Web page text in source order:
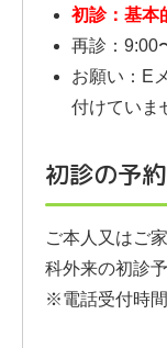
初診：基本
再診：9:00
お願い：E
付けていま
初診の予
ご本人又はご
科外来の初診
※電話受付時